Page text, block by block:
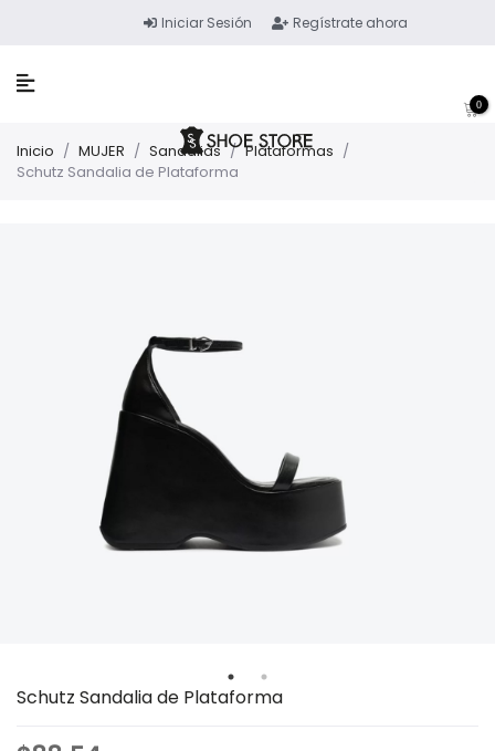
Iniciar Sesión Regístrate ahora
0
Inicio / MUJER / Sandalias / Plataformas /
Schutz Sandalia de Plataforma
Schutz Sandalia de Plataforma